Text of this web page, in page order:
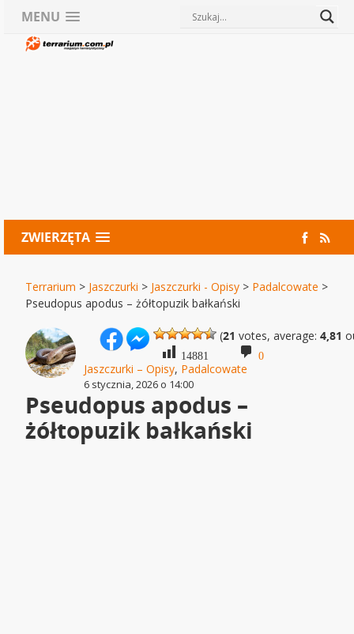
MENU
ZWIERZĘTA
Terrarium > Jaszczurki > Jaszczurki - Opisy > Padalcowate >
Pseudopus apodus – żółtopuzik bałkański
(21 votes, average:4,81
14881 0
Jaszczurki – Opisy, Padalcowate
6 stycznia, 2026 o 14:00
Pseudopus apodus –
żółtopuzik bałkański